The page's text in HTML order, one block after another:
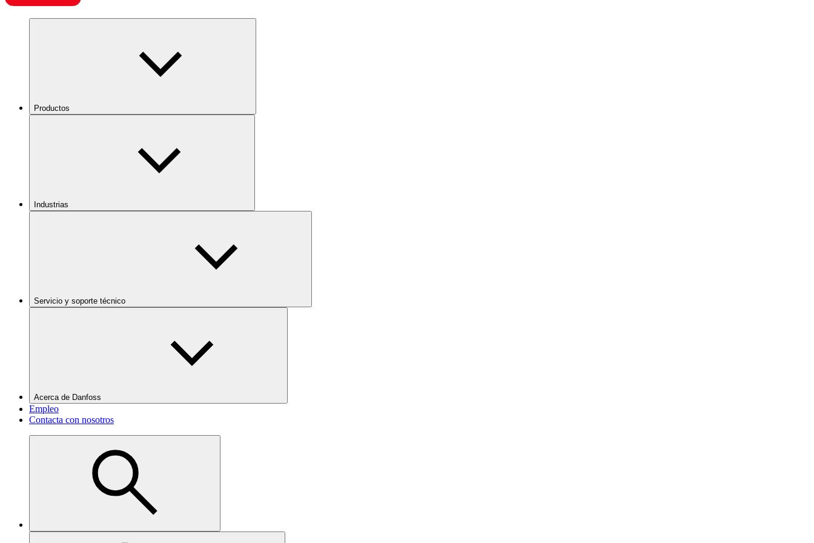
Productos
Industrias
Servicio y soporte técnico
Acerca de Danfoss
Empleo
Contacta con nosotros